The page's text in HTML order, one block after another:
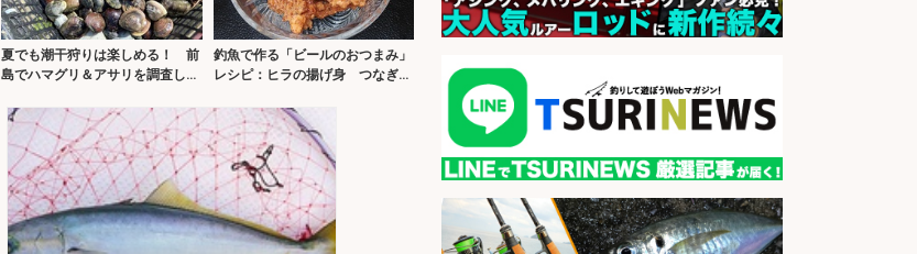
夏でも潮干狩りは楽しめる！ 前
島でハマグリ＆アサリを調査して
釣魚で作る「ビールのおつまみ」
レシピ：ヒラの揚げ身 つなぎは